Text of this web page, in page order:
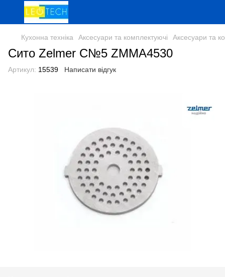
Кухонна техніка Аксесуари та комплектуючі Аксесуари та
Сито Zelmer С№5 ZMMA4530
Артикул: 15539 Написати відгук